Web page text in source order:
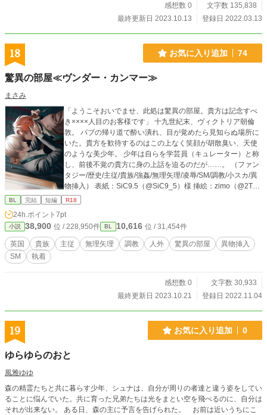
感想数 0
文字数 135,838
最終更新日 2023.10.13
登録日 2022.03.13
18 お気に入り追加 74
驚異の部屋≪ヴンダー・カンマー≫
まさみ
「ようこそおいでませ、此処は驚異の部屋。貴方は記念すべ
き××××人目のお客様です」 十九世紀末、ヴィクトリア朝倫
敦。 パブの帰り道で酔い潰れ、目が覚めたら見知らぬ場所に
いた。貴方を歓待するのはこの上なく笑顔が胡散臭い、天使
のような美少年。 少年は自らを学芸員（キュレーター）と称
し、前後不覚の貴方に身の上話を迫るのだが……。 （ファン
タジー/歴史/主従/貴族/強姦/無理矢理/凌辱/SM/調教/小スカ/異
物挿入） 表紙：SiC9.5（@SiC9_5）様 挿絵：zimo（@2TG5
ZH）様 暑い(@atui_p）様
BL 完結 短編 R18
24h.ポイント 7pt
小説 38,900 位 / 228,950件 BL 10,616 位 / 31,454件
英国 貴族 主従 無理矢理 調教 人外 驚異の部屋
異物挿入
SM
執着
感想数 0
文字数 30,933
最終更新日 2023.10.21
登録日 2022.11.04
19 お気に入り追加 0
ゆらゆらのおと
風雅ゆゆ
森の精霊たちと共に暮らす少年、シュナは、自分が周りの者達と違う姿をしてい
ることに悩んでいた。共に育った兄弟たちは光をまとい空を飛べるのに、自分は
それが出来ない。 ある日、森の主に予言を告げられた。 お前は近いうちにこ